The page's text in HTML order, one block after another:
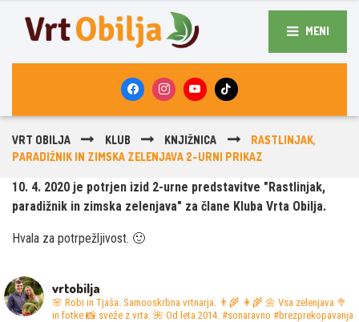
MENI
VRT OBILJA KLUB KNJIŽNICA
RASTLINJAK,
PARADIŽNIK IN ZIMSKA ZELENJAVA 2-URNI PRIKAZ
10. 4. 2020 je potrjen izid 2-urne predstavitve "Rastlinjak,
paradižnik in zimska zelenjava" za člane Kluba Vrta Obilja.
Hvala za potrpežljivost. 🙂
vrtobilja
🌸 Robi in Tjaša. Samooskrbna vrtnarja. 👨‍🌾 👩‍🌾 🌼 Vsa zelenjava 🥦
in fotke 📸 sveže z vrta. 🌺 Od leta 2014. #sonaravno #brezprekopavanja